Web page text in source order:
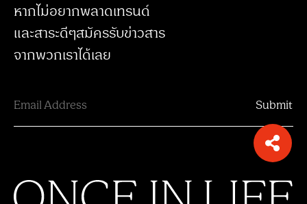
หากไม่อยากพลาดเทรนด์
และสาระดีๆสมัครรับข่าวสาร
จากพวกเราได้เลย